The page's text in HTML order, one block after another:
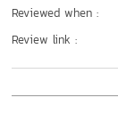
Reviewed when :
Review link :